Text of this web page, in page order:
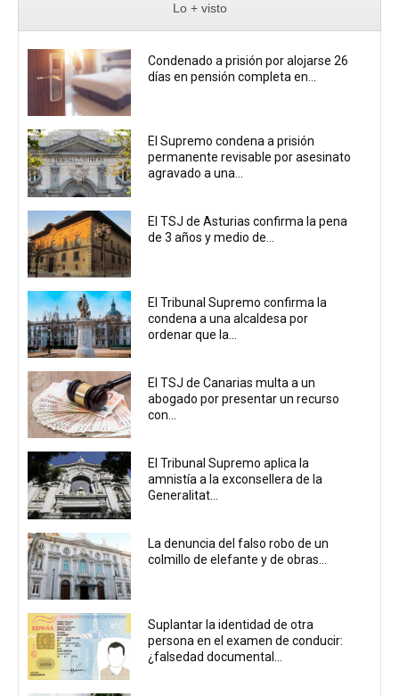
Lo + visto
Condenado a prisión por alojarse 26
días en pensión completa en...
El Supremo condena a prisión
permanente revisable por asesinato
agravado a una...
El TSJ de Asturias confirma la pena
de 3 años y medio de...
El Tribunal Supremo confirma la
condena a una alcaldesa por
ordenar que la...
El TSJ de Canarias multa a un
abogado por presentar un recurso
con...
El Tribunal Supremo aplica la
amnistía a la exconsellera de la
Generalitat...
La denuncia del falso robo de un
colmillo de elefante y de obras...
Suplantar la identidad de otra
persona en el examen de conducir:
¿falsedad documental...